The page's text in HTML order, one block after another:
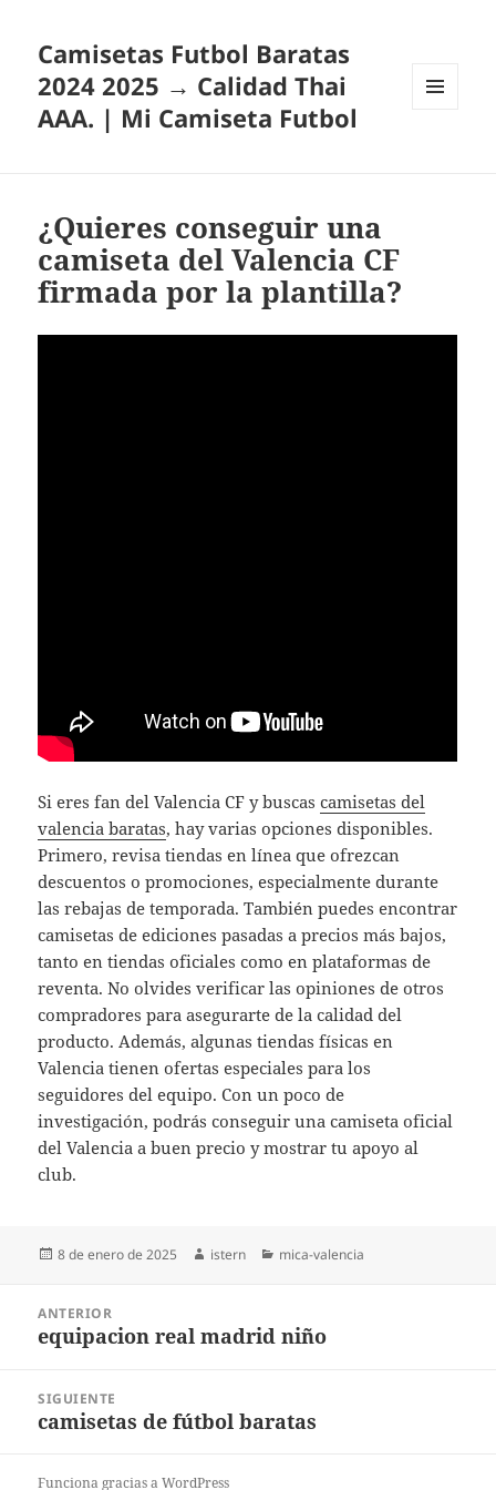
Camisetas Futbol Baratas
2024 2025 → Calidad Thai
AAA. | Mi Camiseta Futbol
¿Quieres conseguir una
camiseta del Valencia CF
firmada por la plantilla?
Si eres fan del Valencia CF y buscascamisetas del
valencia baratas, hay varias opciones disponibles.
Primero, revisa tiendas en línea que ofrezcan
descuentos o promociones, especialmente durante
las rebajas de temporada. También puedes encontrar
camisetas de ediciones pasadas a precios más bajos,
tanto en tiendas oficiales como en plataformas de
reventa. No olvides verificar las opiniones de otros
compradores para asegurarte de la calidad del
producto. Además, algunas tiendas físicas en
Valencia tienen ofertas especiales para los
seguidores del equipo. Con un poco de
investigación, podrás conseguir una camiseta oficial
del Valencia a buen precio y mostrar tu apoyo al
club.
Publicado
8 de enero de 2025 Autor
istern Categorías
mica-valencia
entradas
ANTERIOR
Entrada
equipacion real madrid niño
SIGUIENTE
Entrada
camisetas de fútbol baratas
Funciona gracias a WordPress